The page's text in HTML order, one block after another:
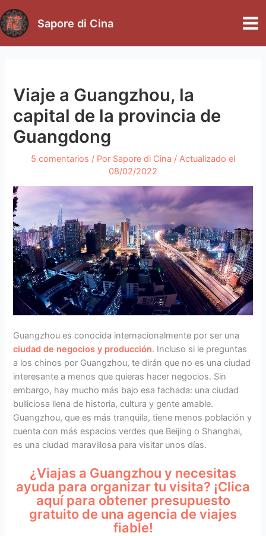
al
contenido
Sapore di Cina
Viaje a Guangzhou, la
capital de la provincia de
Guangdong
5 comentarios / Por Sapore di Cina / Actualizado el
08/02/2022
Guangzhou es conocida internacionalmente por ser una
ciudad de negocios y producción. Incluso si le preguntas
a los chinos por Guangzhou, te dirán que no es una ciudad
interesante a menos que quieras hacer negocios. Sin
embargo, hay mucho más bajo esa fachada: una ciudad
bulliciosa llena de historia, cultura y gente amable.
Guangzhou, que es más tranquila, tiene menos población y
cuenta con más espacios verdes que Beijing o Shanghai,
es una ciudad maravillosa para visitar unos días.
¿Viajas a Guangzhou y necesitas
ayuda para organizar tu visita? ¡Clica
aquí para obtener presupuesto
gratuito de una agencia de viajes
fiable!